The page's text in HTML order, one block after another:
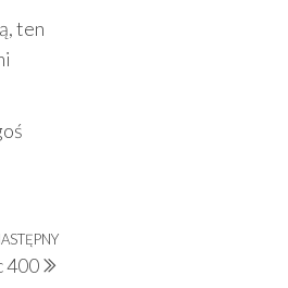
ten
Następny
400